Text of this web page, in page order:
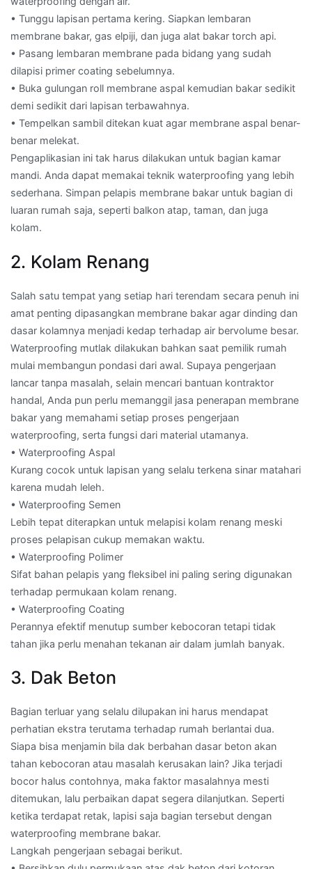
• Tunggu lapisan pertama kering. Siapkan lembaran
membrane bakar, gas elpiji, dan juga alat bakar torch api.
• Pasang lembaran membrane pada bidang yang sudah
dilapisi primer coating sebelumnya.
• Buka gulungan roll membrane aspal kemudian bakar sedikit
demi sedikit dari lapisan terbawahnya.
• Tempelkan sambil ditekan kuat agar membrane aspal benar-
benar melekat.
Pengaplikasian ini tak harus dilakukan untuk bagian kamar
mandi. Anda dapat memakai teknik waterproofing yang lebih
sederhana. Simpan pelapis membrane bakar untuk bagian di
luaran rumah saja, seperti balkon atap, taman, dan juga
kolam.
2. Kolam Renang
Salah satu tempat yang setiap hari terendam secara penuh ini
amat penting dipasangkan membrane bakar agar dinding dan
dasar kolamnya menjadi kedap terhadap air bervolume besar.
Waterproofing mutlak dilakukan bahkan saat pemilik rumah
mulai membangun pondasi dari awal. Supaya pengerjaan
lancar tanpa masalah, selain mencari bantuan kontraktor
handal, Anda pun perlu memanggil jasa penerapan membrane
bakar yang memahami setiap proses pengerjaan
waterproofing, serta fungsi dari material utamanya.
• Waterproofing Aspal
Kurang cocok untuk lapisan yang selalu terkena sinar matahari
karena mudah leleh.
• Waterproofing Semen
Lebih tepat diterapkan untuk melapisi kolam renang meski
proses pelapisan cukup memakan waktu.
• Waterproofing Polimer
Sifat bahan pelapis yang fleksibel ini paling sering digunakan
terhadap permukaan kolam renang.
• Waterproofing Coating
Perannya efektif menutup sumber kebocoran tetapi tidak
tahan jika perlu menahan tekanan air dalam jumlah banyak.
3. Dak Beton
Bagian terluar yang selalu dilupakan ini harus mendapat
perhatian ekstra terutama terhadap rumah berlantai dua.
Siapa bisa menjamin bila dak berbahan dasar beton akan
tahan kebocoran atau masalah kerusakan lain? Jika terjadi
bocor halus contohnya, maka faktor masalahnya mesti
ditemukan, lalu perbaikan dapat segera dilanjutkan. Seperti
ketika terdapat retak, lapisi saja bagian tersebut dengan
waterproofing membrane bakar.
Langkah pengerjaan sebagai berikut.